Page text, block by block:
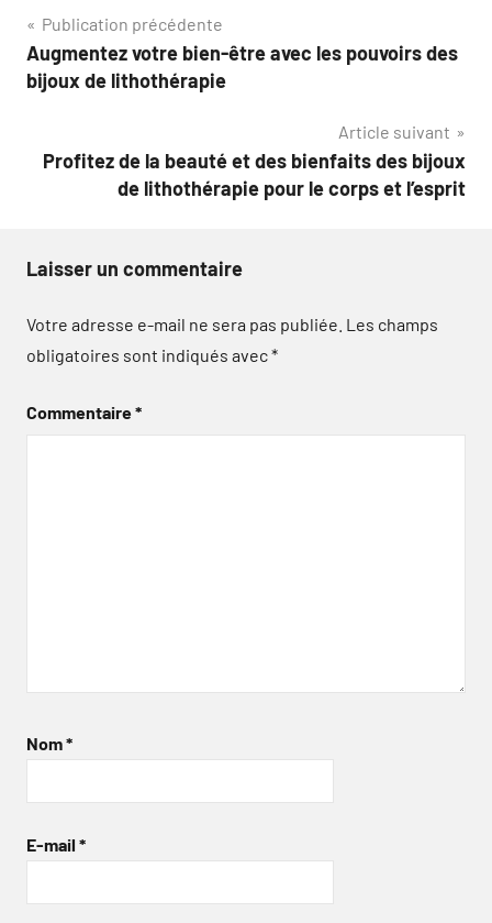
Navigation
de
Publication précédente
Augmentez votre bien-être avec les pouvoirs des
bijoux de lithothérapie
Article suivant
Profitez de la beauté et des bienfaits des bijoux
de lithothérapie pour le corps et l’esprit
Laisser un commentaire
Votre adresse e-mail ne sera pas publiée. Les champs
obligatoires sont indiqués avec*
Commentaire*
Nom*
E-mail *